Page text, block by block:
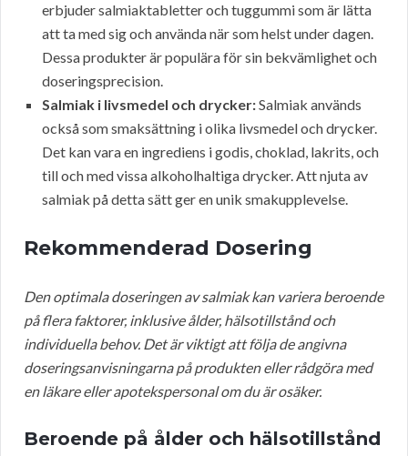
erbjuder salmiaktabletter och tuggummi som är lätta
att ta med sig och använda när som helst under dagen.
Dessa produkter är populära för sin bekvämlighet och
doseringsprecision.
Salmiak i livsmedel och drycker:Salmiak används
också som smaksättning i olika livsmedel och drycker.
Det kan vara en ingrediens i godis, choklad, lakrits, och
till och med vissa alkoholhaltiga drycker. Att njuta av
salmiak på detta sätt ger en unik smakupplevelse.
Rekommenderad Dosering
Den optimala doseringen av salmiak kan variera beroende
på flera faktorer, inklusive ålder, hälsotillstånd och
individuella behov. Det är viktigt att följa de angivna
doseringsanvisningarna på produkten eller rådgöra med
en läkare eller apotekspersonal om du är osäker.
Beroende på ålder och hälsotillstånd